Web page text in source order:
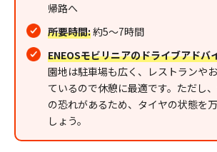
帰路へ
所要時間:約5〜7時間
ENEOSモビリニアのドライブアドバ
園地は駐車場も広く、レストランや
ているので休憩に最適です。ただし
の恐れがあるため、タイヤの状態を
しょう。